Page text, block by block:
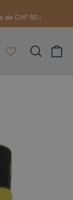
de CHF 80.-